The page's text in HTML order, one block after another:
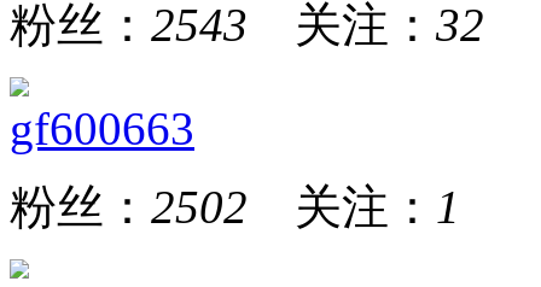
粉丝： 2543 关注： 32
gf600663
粉丝： 2502 关注： 1